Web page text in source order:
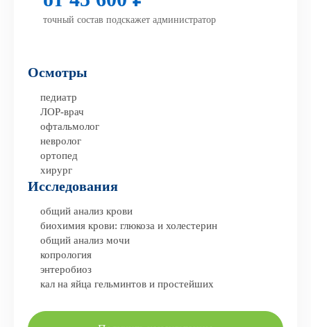
точный состав подскажет администратор
Осмотры
педиатр
ЛОР-врач
офтальмолог
невролог
ортопед
хирург
Исследования
общий анализ крови
биохимия крови: глюкоза и холестерин
общий анализ мочи
копрология
энтеробиоз
кал на яйца гельминтов и простейших